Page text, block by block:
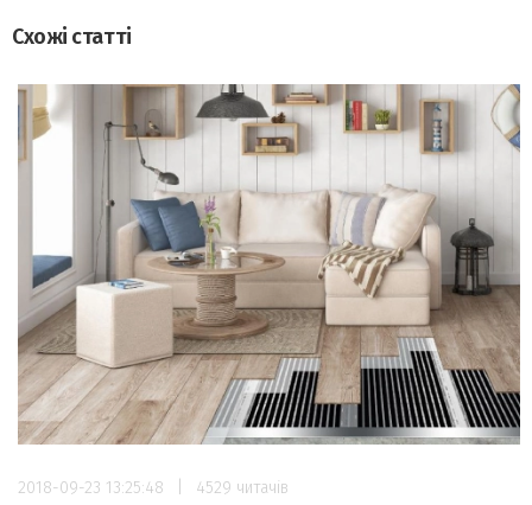
Схожі статті
2018-09-23 13:25:48 4529 читачів